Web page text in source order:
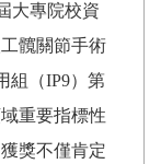
大專院校資
髖關節手術
組（IP9）第
重要指標性
獎不僅肯定